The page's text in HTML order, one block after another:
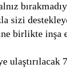
sizi
birlikte inşa